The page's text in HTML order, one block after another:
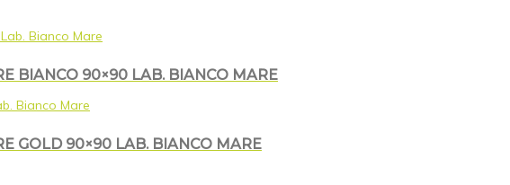
BIANCO 90×90 LAB. BIANCO MARE
GOLD 90×90 LAB. BIANCO MARE